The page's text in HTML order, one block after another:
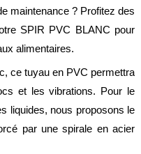
maintenance ? Profitez des
SPIR PVC BLANC pour
alimentaires.
ce tuyau en PVC permettra
et les vibrations. Pour le
liquides, nous proposons le
par une spirale en acier